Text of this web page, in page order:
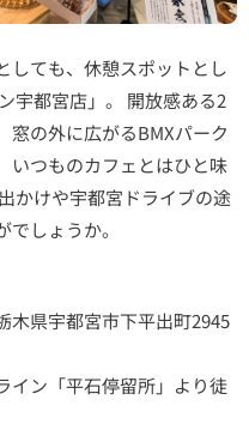
しても、休憩スポットとし
宇都宮店」。 開放感ある2
窓の外に広がるBMXパーク
いつものカフェとはひと味
かけや宇都宮ドライブの途
しょうか。
木県宇都宮市下平出町2945
イン「平石停留所」より徒